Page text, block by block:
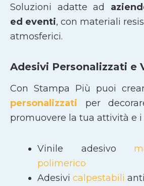
Soluzioni adatte ad
ed eventi, con materiali
atmosferici.
Adesivi Personalizzati e
Con Stampa Più puoi
personalizzati per
promuovere la tua attività e i
Vinile adesivo
polimerico
Adesivi calpestabili